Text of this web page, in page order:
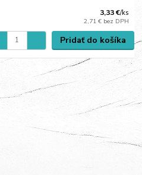
3,33 €/ks
2,71 € bez DPH
Pridať do košíka